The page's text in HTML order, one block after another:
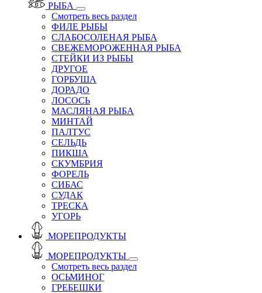
РЫБА
Смотреть весь раздел
ФИЛЕ РЫБЫ
СЛАБОСОЛЕНАЯ РЫБА
СВЕЖЕМОРОЖЕННАЯ РЫБА
СТЕЙКИ ИЗ РЫБЫ
ДРУГОЕ
ГОРБУША
ДОРАДО
ЛОСОСЬ
МАСЛЯНАЯ РЫБА
МИНТАЙ
ПАЛТУС
СЕЛЬДЬ
ПИКША
СКУМБРИЯ
ФОРЕЛЬ
СИБАС
СУДАК
ТРЕСКА
УГОРЬ
МОРЕПРОДУКТЫ
МОРЕПРОДУКТЫ
Смотреть весь раздел
ОСЬМИНОГ
ГРЕБЕШКИ